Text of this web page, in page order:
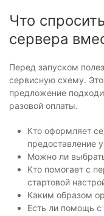
Что
сервера
Перед запуском
сервисную схему.
предложение
разовой оплаты.
Кто оформляет
предоставление
Можно ли
Кто помогает с
стартовой
Каким образом
Есть ли помощь